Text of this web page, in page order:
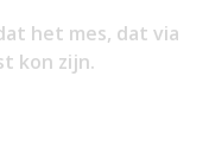
het mes, dat via
kon zijn.